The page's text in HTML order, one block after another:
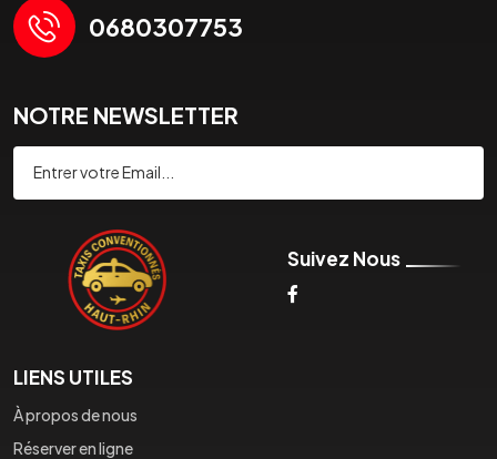
0680307753
NOTRE NEWSLETTER
Suivez Nous
LIENS UTILES
À propos de nous
Réserver en ligne